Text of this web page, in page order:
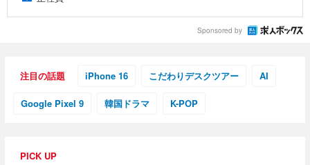
Sponsored by
注目の話題 iPhone 16 こだわりデスクツアー AI
Google Pixel 9 韓国ドラマ K-POP
PICK UP